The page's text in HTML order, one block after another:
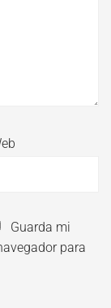
Guarda mi
para